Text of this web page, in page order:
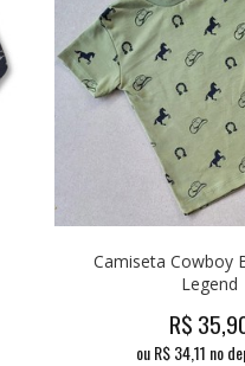
Camiseta Cowboy
Legend
R$
ou R$34,11 no